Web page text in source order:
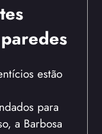
estão
para
a Barbosa